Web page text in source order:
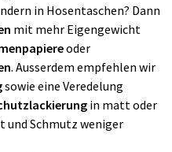
in Hosentaschen? Dann
mit mehr Eigengewicht
oder
. Ausserdem empfehlen wir
sowie eine Veredelung
in matt oder
und Schmutz weniger